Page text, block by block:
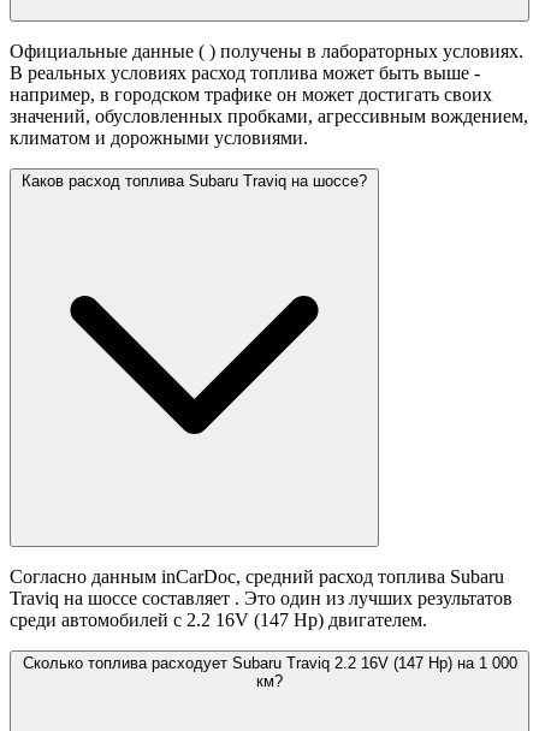
Официальные данные ( ) получены в лабораторных условиях.
В реальных условиях расход топлива может быть выше -
например, в городском трафике он может достигать своих
значений, обусловленных пробками, агрессивным вождением,
климатом и дорожными условиями.
Каков расход топлива Subaru Traviq на шоссе?
Согласно данным inCarDoc, средний расход топлива Subaru
Traviq на шоссе составляет . Это один из лучших результатов
среди автомобилей с 2.2 16V (147 Hp) двигателем.
Сколько топлива расходует Subaru Traviq 2.2 16V (147 Hp) на 1 000
км?